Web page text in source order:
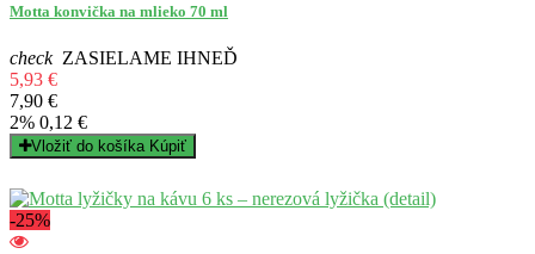
Motta konvička na mlieko 70 ml
checkZASIELAME IHNEĎ
5,93 €
7,90 €
2% 0,12 €
Vložiť do košíka Kúpiť
-25%